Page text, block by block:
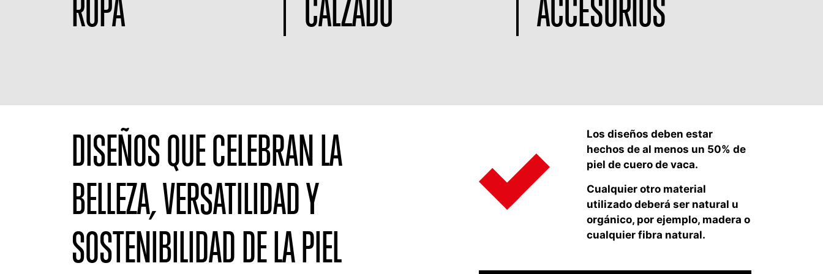
ROPA CALZADO ACCESORIOS
DISEÑOS QUE CELEBRAN LA
BELLEZA, VERSATILIDAD Y
SOSTENIBILIDAD DE LA PIEL
Los diseños deben estar
hechos de al menos un 50% de
piel de cuero de vaca.
Cualquier otro material
utilizado deberá ser natural u
orgánico, por ejemplo, madera o
cualquier fibra natural.